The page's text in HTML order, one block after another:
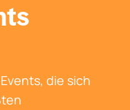
die sich